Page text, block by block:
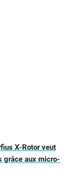
X-Rotor veut
grâce aux micro-